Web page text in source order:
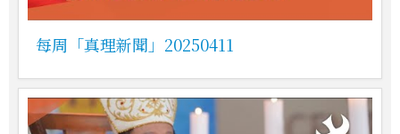
每周「真理新聞」20250411